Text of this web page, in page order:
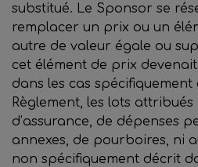
substitué. Le Sponsor se
remplacer un prix ou un
autre de valeur égale ou
cet élément de prix
dans les cas
Règlement, les lots attribués
d’assurance, de dépenses
annexes, de pourboires, ni
non spécifiquement décrit